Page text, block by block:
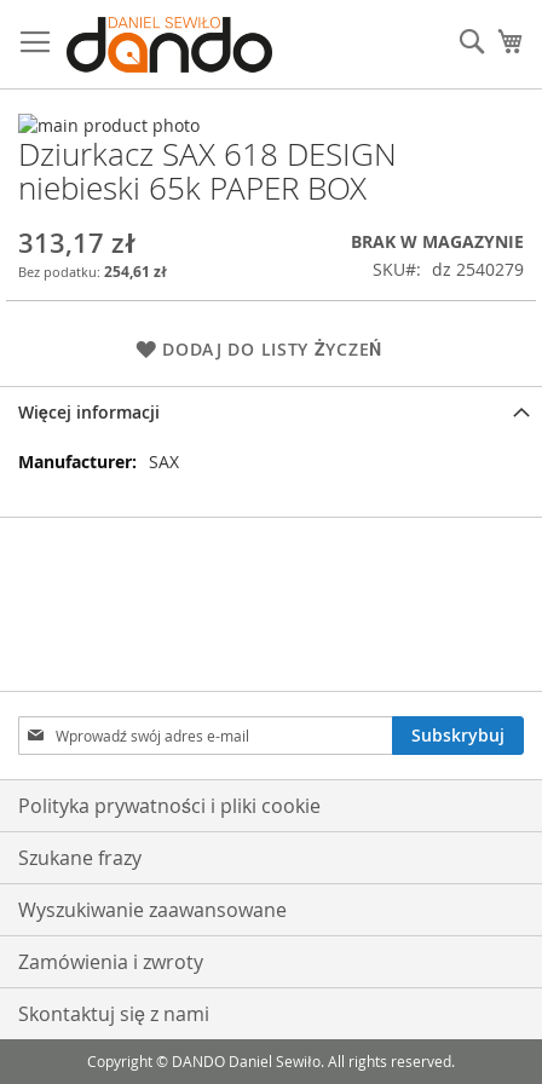
do
treści
Przejdź
na
koniec
galerii
Przejdź
na
początek
Dziurkacz SAX 618 DESIGN
niebieski 65k PAPER BOX
313,17 zł
254,61 zł
BRAK W MAGAZYNIE
SKU
dz 2540279
DODAJ DO LISTY ŻYCZEŃ
Więcej informacji
Więcej
SAX
Subskrybuj
nasz
newsletter:
Subskrybuj
Polityka prywatności i pliki cookie
Szukane frazy
Wyszukiwanie zaawansowane
Zamówienia i zwroty
Skontaktuj się z nami
Copyright © DANDO Daniel Sewiło. All rights reserved.